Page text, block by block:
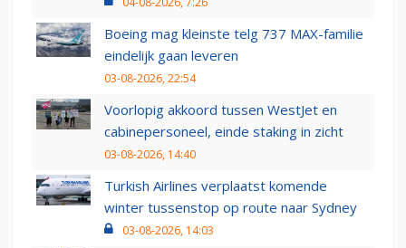
Boeing mag kleinste telg 737 MAX-familie
eindelijk gaan leveren
03-08-2026, 22:54
Voorlopig akkoord tussen WestJet en
cabinepersoneel, einde staking in zicht
03-08-2026, 14:40
Turkish Airlines verplaatst komende
winter tussenstop op route naar Sydney
03-08-2026, 14:03